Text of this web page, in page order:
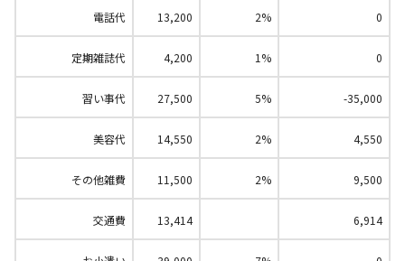
電話代 13,200 2% 0
定期雑誌代 4,200 1% 0
習い事代 27,500 5% -35,000
美容代 14,550 2% 4,550
その他雑費 11,500 2% 9,500
交通費 13,414 6,914